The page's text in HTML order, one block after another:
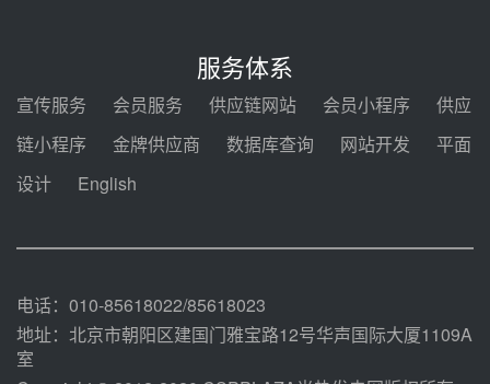
电机组灵活性改造项目三元液态盐
采购合同
迪尔化工预中标华能西安热工院
2026-2029年熔盐介质框架协议
100MW光热项目机组调试及性能
服务体系
宣传服务 会员服务 供应链网站 会员小程序
供应
链小程序
金牌供应商 数据库查询 网站开发
平面
设计
English
电话：010-85618022/85618023
地址：北京市朝阳区建国门雅宝路12号华声国际大厦1109A
室